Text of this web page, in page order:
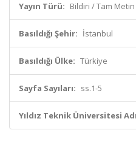
Yayın Türü: Bildiri / Tam
Basıldığı Şehir: İstanbul
Basıldığı Ülke: Türkiye
Sayfa Sayıları: ss.1-5
Yıldız Teknik Üniversitesi